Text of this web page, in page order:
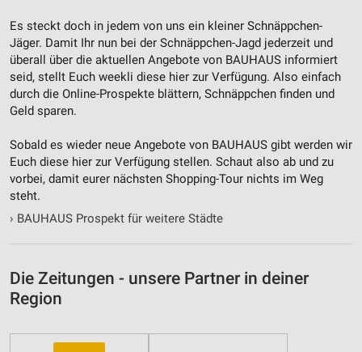
Es steckt doch in jedem von uns ein kleiner Schnäppchen-
Jäger. Damit Ihr nun bei der Schnäppchen-Jagd jederzeit und
überall über die aktuellen Angebote von BAUHAUS informiert
seid, stellt Euch weekli diese hier zur Verfügung. Also einfach
durch die Online-Prospekte blättern, Schnäppchen finden und
Geld sparen.
Sobald es wieder neue Angebote von BAUHAUS gibt werden wir
Euch diese hier zur Verfügung stellen. Schaut also ab und zu
vorbei, damit eurer nächsten Shopping-Tour nichts im Weg
steht.
› BAUHAUS Prospekt für weitere Städte
Die Zeitungen - unsere Partner in deiner
Region
Nicht-IAB-Verarbeitungszwecke:
Notwendig
Performance
Werbung